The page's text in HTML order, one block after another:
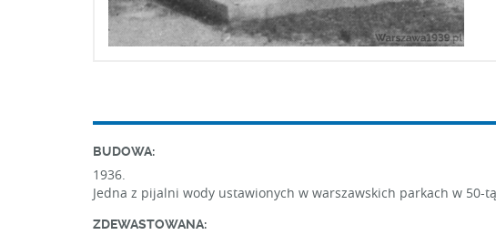
BUDOWA:
1936.
Jedna z pijalni wody ustawionych w warszawskich parkach w 50-
ZDEWASTOWANA: